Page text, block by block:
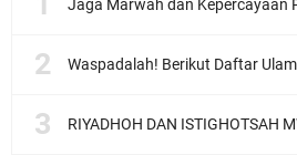
Jaga Marwah dan Kepercayaan Publik, Ratusan Guru Ngaji
Waspadalah! Berikut Daftar Ulama Wahabi di
RIYADHOH DAN ISTIGHOTSAH MWC NU LOWOKWARU Menyambut